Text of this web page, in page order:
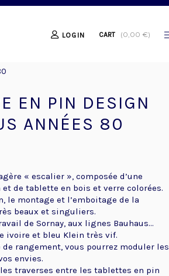
LOGIN CART (0,00 €)
EN PIN DESIGN
ANNÉES 80
« escalier », composée d’une
de tablette en bois et verre colorées.
le montage et l’emboitage de la
beaux et singuliers.
de Sornay, aux lignes Bauhaus…
ivoire et bleu Klein très vif.
de rangement, vous pourrez moduler les
envies.
traverses entre les tablettes en pin